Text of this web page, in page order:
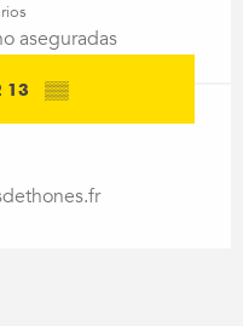
aseguradas
13 ▒▒